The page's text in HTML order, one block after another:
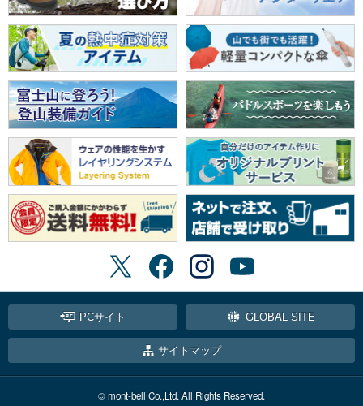
PCサイト GLOBAL SITE
サイトマップ
© mont-bell Co.,Ltd. All Rights Reserved.